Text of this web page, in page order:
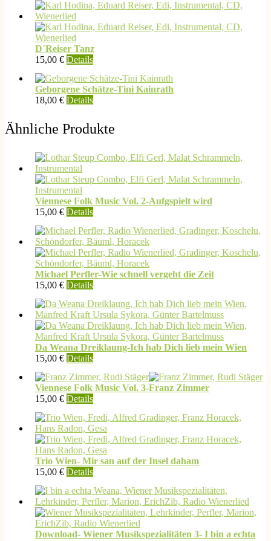
D´Reiser Tanz
15,00 € Details
Geborgene Schätze-Tini Kainrath
18,00 € Details
Ähnliche Produkte
Viennese Folk Music Vol. 2-Aufgspielt wird
15,00 € Details
Michael Perfler-Wie schnell vergeht die Zeit
15,00 € DetailsDieses
weist
mehrere
Varianten
auf.
Die
Optionen
können
auf
der
Produktseite
gewählt
werden
Da Weana Dreiklaung-Ich hab Dich lieb mein Wien
15,00 € Details
Viennese Folk Music Vol. 3-Franz Zimmer
15,00 € Details
Trio Wien- Mir san auf der Insel daham
15,00 € Details
Download- Wiener Musikspezialitäten 3- I bin a echta